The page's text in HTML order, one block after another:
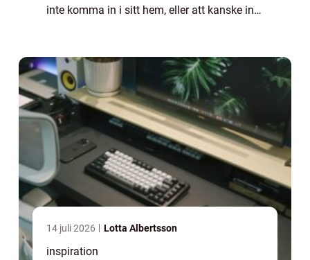
inte komma in i sitt hem, eller att kanske inte
14 juli 2026 Lotta Albertsson
inspiration